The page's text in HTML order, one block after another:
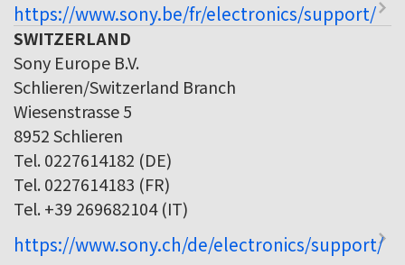
https://www.sony.be/fr/electronics/support/
SWITZERLAND
Sony Europe B.V.
Schlieren/Switzerland Branch
Wiesenstrasse 5
8952 Schlieren
Tel. 0227614182 (DE)
Tel. 0227614183 (FR)
Tel. +39 269682104 (IT)
https://www.sony.ch/de/electronics/support/